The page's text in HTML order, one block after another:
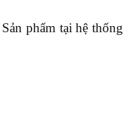
phẩm tại hệ thống